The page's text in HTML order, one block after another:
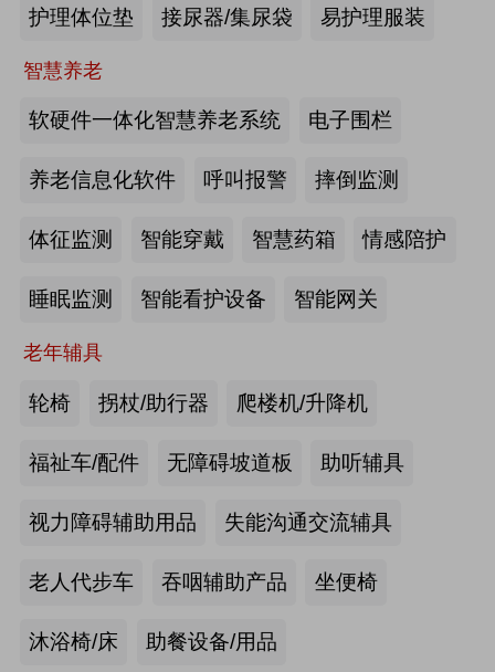
护理体位垫 接尿器/集尿袋 易护理服装
智慧养老
软硬件一体化智慧养老系统 电子围栏
养老信息化软件 呼叫报警 摔倒监测
体征监测 智能穿戴 智慧药箱 情感陪护
睡眠监测 智能看护设备 智能网关
老年辅具
轮椅 拐杖/助行器 爬楼机/升降机
福祉车/配件 无障碍坡道板 助听辅具
视力障碍辅助用品 失能沟通交流辅具
老人代步车 吞咽辅助产品 坐便椅
沐浴椅/床 助餐设备/用品
来源:养老福祉圈 2026-07-23
施数量已达39.6万个
来源:中国新闻网
展千人老年脑健康专项关爱活动
来源:养老福祉圈 2026-07-13
焕新银发日常 虹桥镇持续推进老年
友好社区建设工作
未来医养 · 智建绿康——中国医养融